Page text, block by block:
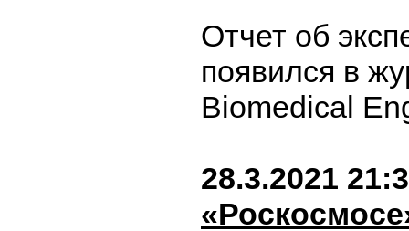
Отчет об
появился в
Biomedical
28.3.2021